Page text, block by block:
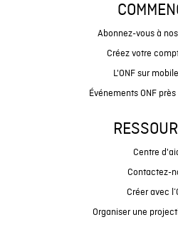
Abonnez-vous à
Créez votre
L'ONF sur
Événements ONF
Centre
Contactez-
Créer avec
Organiser une